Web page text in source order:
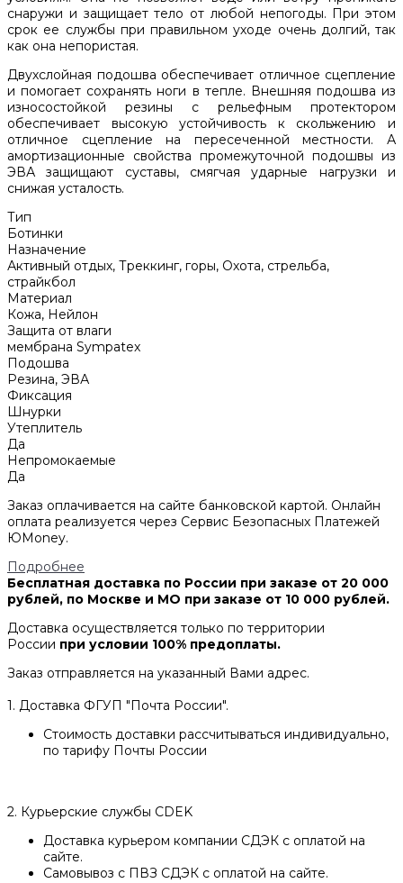
снаружи и защищает тело от любой непогоды. При этом
срок ее службы при правильном уходе очень долгий, так
как она непористая.
Двухслойная подошва обеспечивает отличное сцепление
и помогает сохранять ноги в тепле. Внешняя подошва из
износостойкой резины с рельефным протектором
обеспечивает высокую устойчивость к скольжению и
отличное сцепление на пересеченной местности. А
амортизационные свойства промежуточной подошвы из
ЭВА защищают суставы, смягчая ударные нагрузки и
снижая усталость.
Тип
Ботинки
Назначение
Активный отдых, Треккинг, горы, Охота, стрельба,
страйкбол
Материал
Кожа, Нейлон
Защита от влаги
мембрана Sympatex
Подошва
Резина, ЭВА
Фиксация
Шнурки
Утеплитель
Да
Непромокаемые
Да
Заказ оплачивается на сайте банковской картой. Онлайн
оплата реализуется через Сервис Безопасных Платежей
ЮMoney.
Подробнее
Бесплатная доставка по России при заказе от 20 000
рублей, по Москве и МО при заказе от 10 000 рублей.
Доставка осуществляется только по территории
России при условии 100% предоплаты.
Заказ отправляется на указанный Вами адрес.
1. Доставка ФГУП "Почта России".
Стоимость доставки рассчитываться индивидуально,
по тарифу Почты России
2. Курьерские службы CDEK
Доставка курьером компании СДЭК с оплатой на
сайте.
Самовывоз с ПВЗ СДЭК с оплатой на сайте.